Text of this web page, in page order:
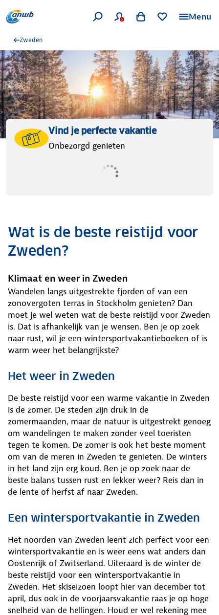
Menu
Zweden
Vind je perfecte vakantie
Onbezorgd genieten
Wat is de beste reistijd voor
Zweden?
Klimaat en weer in Zweden
Wandelen langs uitgestrekte fjorden of van een
zonovergoten terras in Stockholm genieten? Dan
moet je wel weten wat de beste reistijd voor Zweden
is. Dat is afhankelijk van je wensen. Ben je op zoek
naar rust, wil je een wintersportvakantieboeken of is
warm weer het belangrijkste?
Het weer in Zweden
De beste reistijd voor een warme vakantie in Zweden
is de zomer. De steden zijn druk in de
zomermaanden, maar de natuur is uitgestrekt genoeg
om wandelingen te maken zonder veel toeristen
tegen te komen. De zomer is ook het beste moment
om van de meren in Zweden te genieten. De winters
in het land zijn erg koud. Ben je op zoek naar de
beste balans tussen rust en lekker weer? Reis dan in
de lente of herfst af naar Zweden.
Een wintersportvakantie in Zweden
Het noorden van Zweden leent zich perfect voor een
wintersportvakantie en is weer eens wat anders dan
Oostenrijk of Zwitserland. Uiteraard is de winter de
beste reistijd voor een wintersportvakantie in
Zweden. Het skiseizoen loopt hier van december tot
april, dus ook in de voorjaarsvakantie raas je op hoge
snelheid van de hellingen. Houd er wel rekening mee